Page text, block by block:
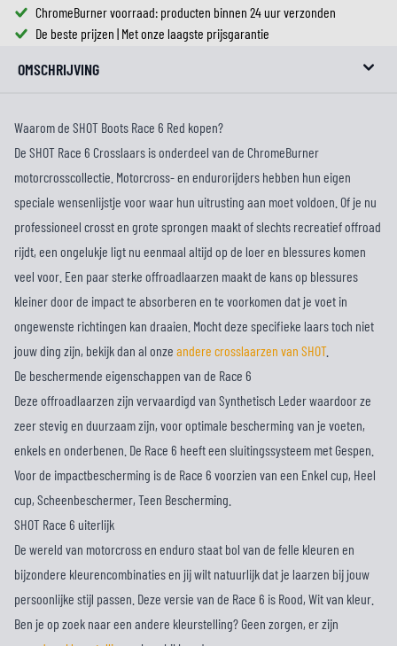
ChromeBurner voorraad: producten binnen 24 uur verzonden
De beste prijzen | Met onze laagste prijsgarantie
OMSCHRIJVING
Waarom de SHOT Boots Race 6 Red kopen?
De SHOT Race 6 Crosslaars is onderdeel van de ChromeBurner
motorcrosscollectie. Motorcross- en endurorijders hebben hun eigen
speciale wensenlijstje voor waar hun uitrusting aan moet voldoen. Of je nu
professioneel crosst en grote sprongen maakt of slechts recreatief offroad
rijdt, een ongelukje ligt nu eenmaal altijd op de loer en blessures komen
veel voor. Een paar sterke offroadlaarzen maakt de kans op blessures
kleiner door de impact te absorberen en te voorkomen dat je voet in
ongewenste richtingen kan draaien. Mocht deze specifieke laars toch niet
jouw ding zijn, bekijk dan al onze andere crosslaarzen van SHOT.
De beschermende eigenschappen van de Race 6
Deze offroadlaarzen zijn vervaardigd van Synthetisch Leder waardoor ze
zeer stevig en duurzaam zijn, voor optimale bescherming van je voeten,
enkels en onderbenen. De Race 6 heeft een sluitingssysteem met Gespen.
Voor de impactbescherming is de Race 6 voorzien van een Enkel cup, Heel
cup, Scheenbeschermer, Teen Bescherming.
SHOT Race 6 uiterlijk
De wereld van motorcross en enduro staat bol van de felle kleuren en
bijzondere kleurencombinaties en jij wilt natuurlijk dat je laarzen bij jouw
persoonlijke stijl passen. Deze versie van de Race 6 is Rood, Wit van kleur.
Ben je op zoek naar een andere kleurstelling? Geen zorgen, er zijn